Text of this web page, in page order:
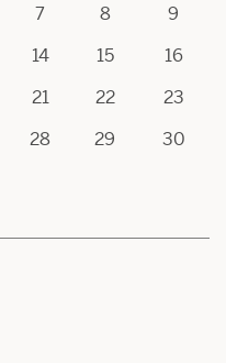
7 8
9
14 15
16
21 22
23
28 29
30